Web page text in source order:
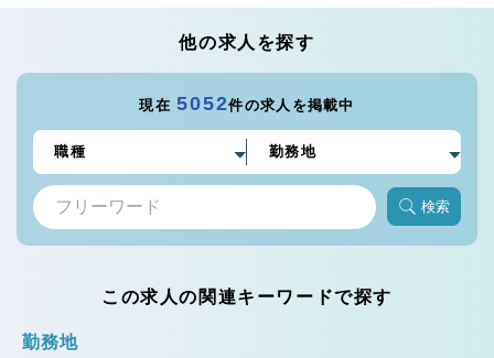
他の求人を探す
現在5052件の求人を掲載中
検索
この求人の関連キーワードで探す
勤務地